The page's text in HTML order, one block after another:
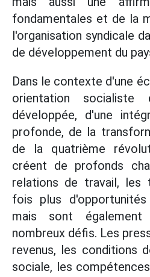
fondamentales et de la
l'organisation syndicale
de développement du
Dans le contexte d'une
orientation
développée, d'une
profonde, de la
de la quatrième
créent de profonds
relations de travail, les
fois plus
mais sont
nombreux défis. Les
revenus, les conditions
sociale, les